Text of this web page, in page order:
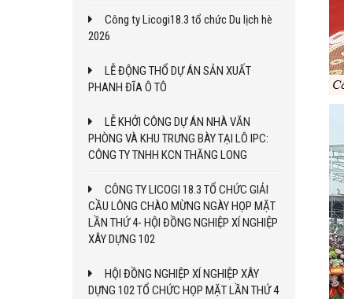
Công ty Licogi18.3 tổ chức Du lịch hè
2026
LỄ ĐỘNG THỔ DỰ ÁN SẢN XUẤT
PHANH ĐĨA Ô TÔ
LỄ KHỞI CÔNG DỰ ÁN NHÀ VĂN
PHÒNG VÀ KHU TRƯNG BÀY TẠI LÔ IPC:
CÔNG TY TNHH KCN THĂNG LONG
CÔNG TY LICOGI 18.3 TỔ CHỨC GIẢI
CẦU LÔNG CHÀO MỪNG NGÀY HỌP MẶT
LẦN THỨ 4- HỘI ĐỒNG NGHIỆP XÍ NGHIỆP
XÂY DỰNG 102
HỘI ĐỒNG NGHIỆP XÍ NGHIỆP XÂY
DỰNG 102 TỔ CHỨC HỌP MẶT LẦN THỨ 4